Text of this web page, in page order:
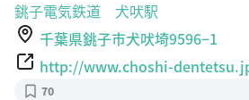
千葉県銚子市犬吠埼9596−1
http://www.choshi-dentetsu.jp/
70